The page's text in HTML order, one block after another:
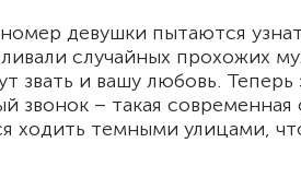
девушки пытаются
случайных прохожих
звать и вашу любовь.
звонок – такая современная
ходить темными улицами,